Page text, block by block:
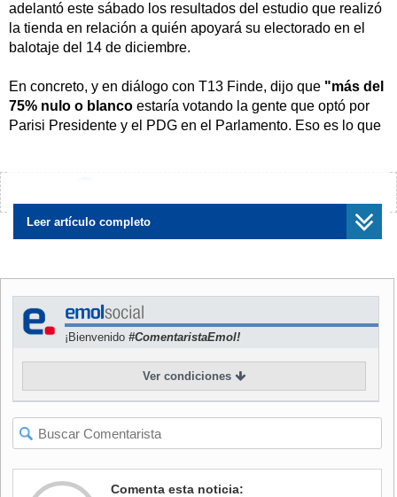
adelantó este sábado los resultados del estudio que realizó
la tienda en relación a quién apoyará su electorado en el
balotaje del 14 de diciembre.
En concreto, y en diálogo con T13 Finde, dijo que "más del
75% nulo o blanco estaría votando la gente que optó por
Parisi Presidente y el PDG en el Parlamento. Eso es lo que
Jara evita profundizar en
razones de la salida de
en función de fortalecer los
equipos"
del "Bad Boys": ¿Quién es el
campaña de Parisi?
Por ello, aseveró que "tienen que hacer la pega los
candidatos, lo que corresponde, no lo digo con soberbia, lo
Leer artículo completo
¡Bienvenido #ComentaristaEmol!
Ver condiciones
Comenta esta noticia: